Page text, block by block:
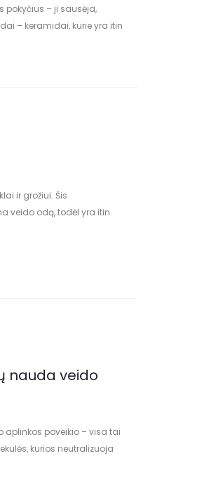
pokyčius – ji sausėja,
– keramidai, kurie yra itin
ir grožiui. Šis
veido odą, todėl yra itin
nauda veido
poveikio – visa tai
kurios neutralizuoja